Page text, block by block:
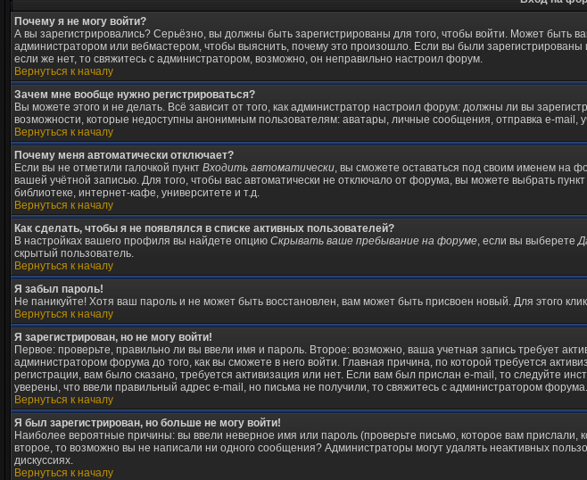
Почему я не могу войти?
А вы зарегистрировались? Серьёзно, вы должны быть зарегистрированы для того, чтобы войти. Может быть
администратором или вебмастером, чтобы выяснить, почему это произошло. Если вы были
если же нет, то свяжитесь с администратором, возможно, он неправильно настроил форум.
Вернуться к началу
Зачем мне вообще нужно регистрироваться?
Вы можете этого и не делать. Всё зависит от того, как администратор настроил форум: должны ли вы
возможности, которые недоступны анонимным пользователям: аватары, личные сообщения, отправка e-mail,
Вернуться к началу
Почему меня автоматически отключает?
Если вы не отметили галочкой пункт Входить автоматически, вы сможете оставаться под своим именем на
вашей учётной записью. Для того, чтобы вас автоматически не отключало от форума, вы можете выбрать пункт
библиотеке, интернет-кафе, университете и т.д.
Вернуться к началу
Как сделать, чтобы я не появлялся в списке активных пользователей?
В настройках вашего профиля вы найдете опцию Скрывать ваше пребывание на форуме, если вы выберете
скрытый пользователь.
Вернуться к началу
Я забыл пароль!
Не паникуйте! Хотя ваш пароль и не может быть восстановлен, вам может быть присвоен новый. Для этого
Вернуться к началу
Я зарегистрирован, но не могу войти!
Первое: проверьте, правильно ли вы ввели имя и пароль. Второе: возможно, ваша учетная запись требует
администратором форума до того, как вы сможете в него войти. Главная причина, по которой требуется
регистрации, вам было сказано, требуется активизация или нет. Если вам был прислан e-mail, то следуйте
уверены, что ввели правильный адрес e-mail, но письма не получили, то свяжитесь с администратором форума.
Вернуться к началу
Я был зарегистрирован, но больше не могу войти!
Наиболее вероятные причины: вы ввели неверное имя или пароль (проверьте письмо, которое вам
второе, то возможно вы не написали ни одного сообщения? Администраторы могут удалять неактивных
дискуссиях.
Вернуться к началу